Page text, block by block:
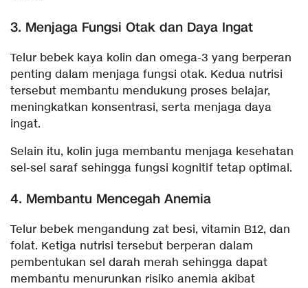
3. Menjaga Fungsi Otak dan Daya Ingat
Telur bebek kaya kolin dan omega-3 yang berperan
penting dalam menjaga fungsi otak. Kedua nutrisi
tersebut membantu mendukung proses belajar,
meningkatkan konsentrasi, serta menjaga daya
ingat.
Selain itu, kolin juga membantu menjaga kesehatan
sel-sel saraf sehingga fungsi kognitif tetap optimal.
4. Membantu Mencegah Anemia
Telur bebek mengandung zat besi, vitamin B12, dan
folat. Ketiga nutrisi tersebut berperan dalam
pembentukan sel darah merah sehingga dapat
membantu menurunkan risiko anemia akibat